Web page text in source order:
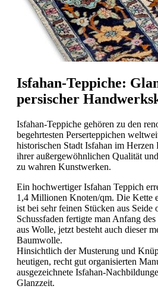
Isfahan-Teppiche:
persischer
Isfahan-Teppiche gehören zu den
begehrtesten Perserteppichen
historischen Stadt Isfahan im Herzen
ihrer außergewöhnlichen Qualität
zu wahren Kunstwerken.
Ein hochwertiger Isfahan Teppich
1,4 Millionen Knoten/qm. Die Kette
ist bei sehr feinen Stücken aus Seide
Schussfaden fertigte man Anfang
aus Wolle, jetzt besteht auch dieser
Baumwolle.
Hinsichtlich der Musterung und
heutigen, recht gut organisierten
ausgezeichnete Isfahan-
Glanzzeit.